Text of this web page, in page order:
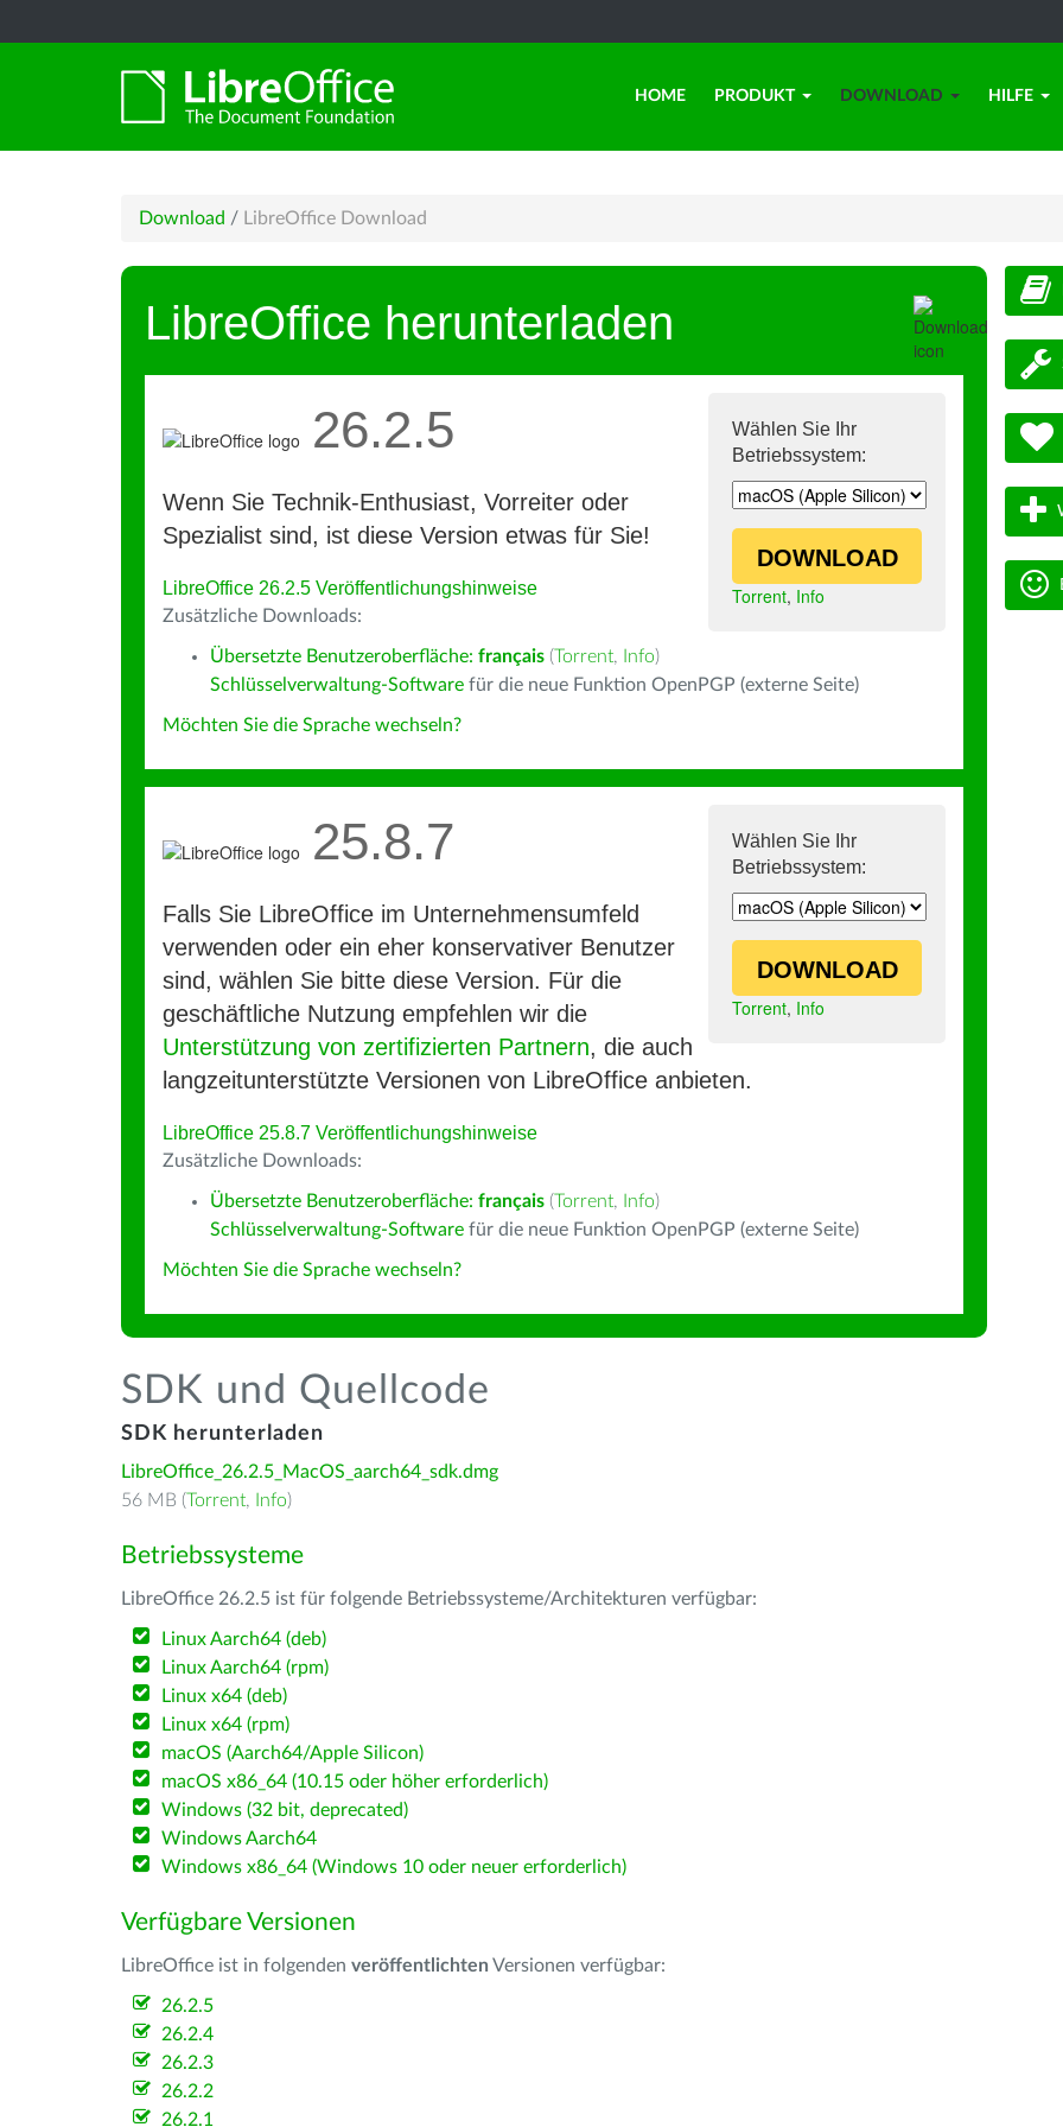
HOME PRODUKT DOWNLOAD HILFE
Download / LibreOffice Download
LibreOffice herunterladen
Wählen Sie Ihr
Betriebssystem:
DOWNLOAD
Torrent, Info
26.2.5
Wenn Sie Technik-Enthusiast, Vorreiter oder
Spezialist sind, ist diese Version etwas für Sie!
LibreOffice 26.2.5 Veröffentlichungshinweise
Zusätzliche Downloads:
Übersetzte Benutzeroberfläche: français (Torrent, Info)
Schlüsselverwaltung-Software für die neue Funktion OpenPGP (externe Seite)
Möchten Sie die Sprache wechseln?
Wählen Sie Ihr
Betriebssystem:
DOWNLOAD
Torrent, Info
25.8.7
Falls Sie LibreOffice im Unternehmensumfeld
verwenden oder ein eher konservativer Benutzer
sind, wählen Sie bitte diese Version. Für die
geschäftliche Nutzung empfehlen wir die
Unterstützung von zertifizierten Partnern, die auch
langzeitunterstützte Versionen von LibreOffice anbieten.
LibreOffice 25.8.7 Veröffentlichungshinweise
Zusätzliche Downloads:
Übersetzte Benutzeroberfläche: français (Torrent, Info)
Schlüsselverwaltung-Software für die neue Funktion OpenPGP (externe Seite)
Möchten Sie die Sprache wechseln?
SDK und Quellcode
SDK herunterladen
LibreOffice_26.2.5_MacOS_aarch64_sdk.dmg
56 MB (Torrent, Info)
Betriebssysteme
LibreOffice 26.2.5 ist für folgende Betriebssysteme/Architekturen verfügbar:
Linux Aarch64 (deb)
Linux Aarch64 (rpm)
Linux x64 (deb)
Linux x64 (rpm)
macOS (Aarch64/Apple Silicon)
macOS x86_64 (10.15 oder höher erforderlich)
Windows (32 bit, deprecated)
Windows Aarch64
Windows x86_64 (Windows 10 oder neuer erforderlich)
Verfügbare Versionen
LibreOffice ist in folgenden veröffentlichten Versionen verfügbar:
26.2.5
26.2.4
26.2.3
26.2.2
26.2.1